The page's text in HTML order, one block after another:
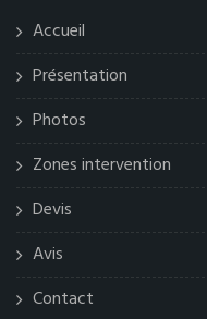
Accueil
Présentation
Photos
Zones intervention
Devis
Avis
Contact